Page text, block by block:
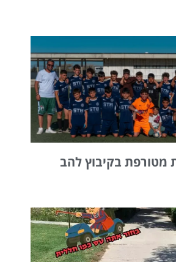
מטורפת בקיבוץ להב